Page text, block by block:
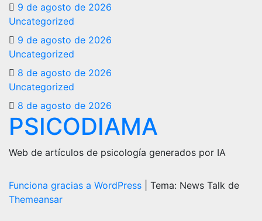
9 de agosto de 2026
Uncategorized
9 de agosto de 2026
Uncategorized
8 de agosto de 2026
Uncategorized
8 de agosto de 2026
PSICODIAMA
Web de artículos de psicología generados por IA
Funciona gracias a WordPress
Tema: News Talk de
Themeansar